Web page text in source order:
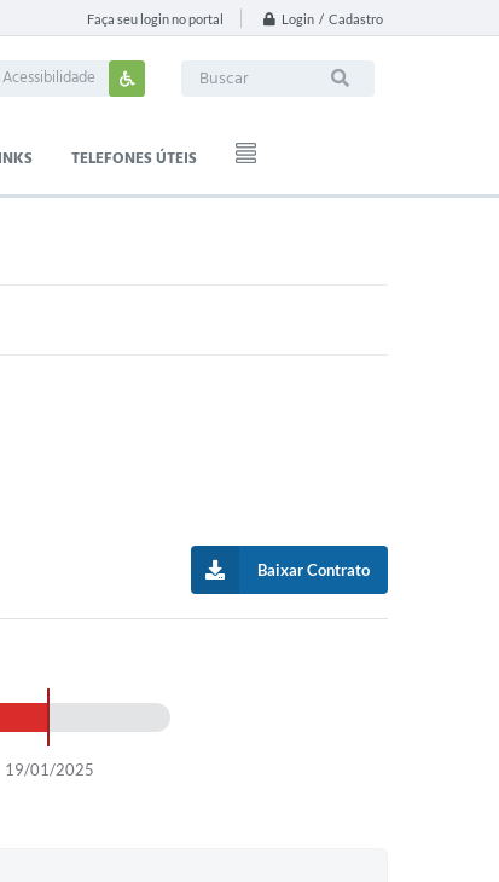
Faça seu login no portal Login / Cadastro
Acessibilidade
TELEFONES ÚTEIS
Baixar Contrato
19/01/2025